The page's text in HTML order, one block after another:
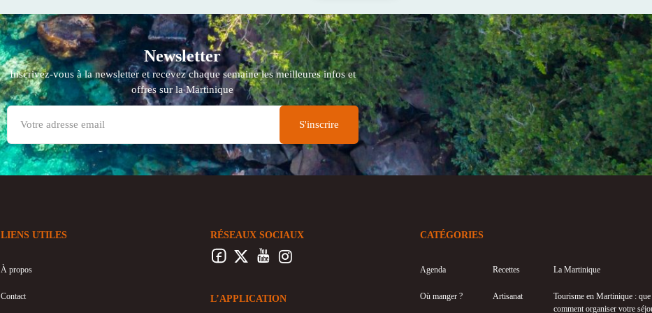
Newsletter
Inscrivez-vous à la newsletter et recevez chaque semaine les meilleures infos et
offres sur la Martinique
LIENS UTILES
À propos
Contact
RÉSEAUX SOCIAUX
L’APPLICATION
CATÉGORIES
Agenda
Où manger ?
Recettes
Artisanat
La Martinique
Tourisme en Martinique :
comment organiser votre